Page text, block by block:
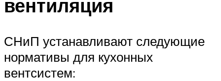
вентиляция
СНиП устанавливают следующие
нормативы для кухонных
вентсистем: